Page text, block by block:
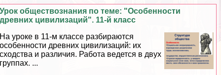
Урок обществознания по теме: "Особенности
древних цивилизаций". 11-й класс
На уроке в 11-м классе разбираются
особенности древних цивилизаций: их
сходства и различия. Работа ведется в двух
группах. ...